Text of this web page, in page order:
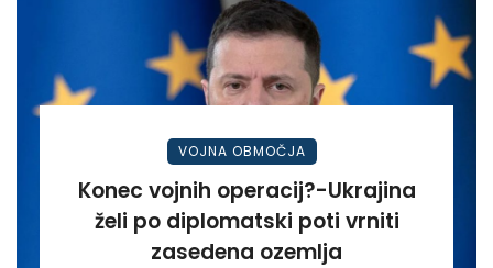
VOJNA OBMOČJA
Konec vojnih operacij?-Ukrajina
želi po diplomatski poti vrniti
zasedena ozemlja